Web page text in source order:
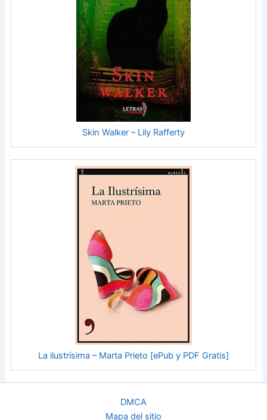
Skin Walker – Lily Rafferty
La ilustrísima – Marta Prieto [ePub y PDF Gratis]
DMCA
Mapa del sitio